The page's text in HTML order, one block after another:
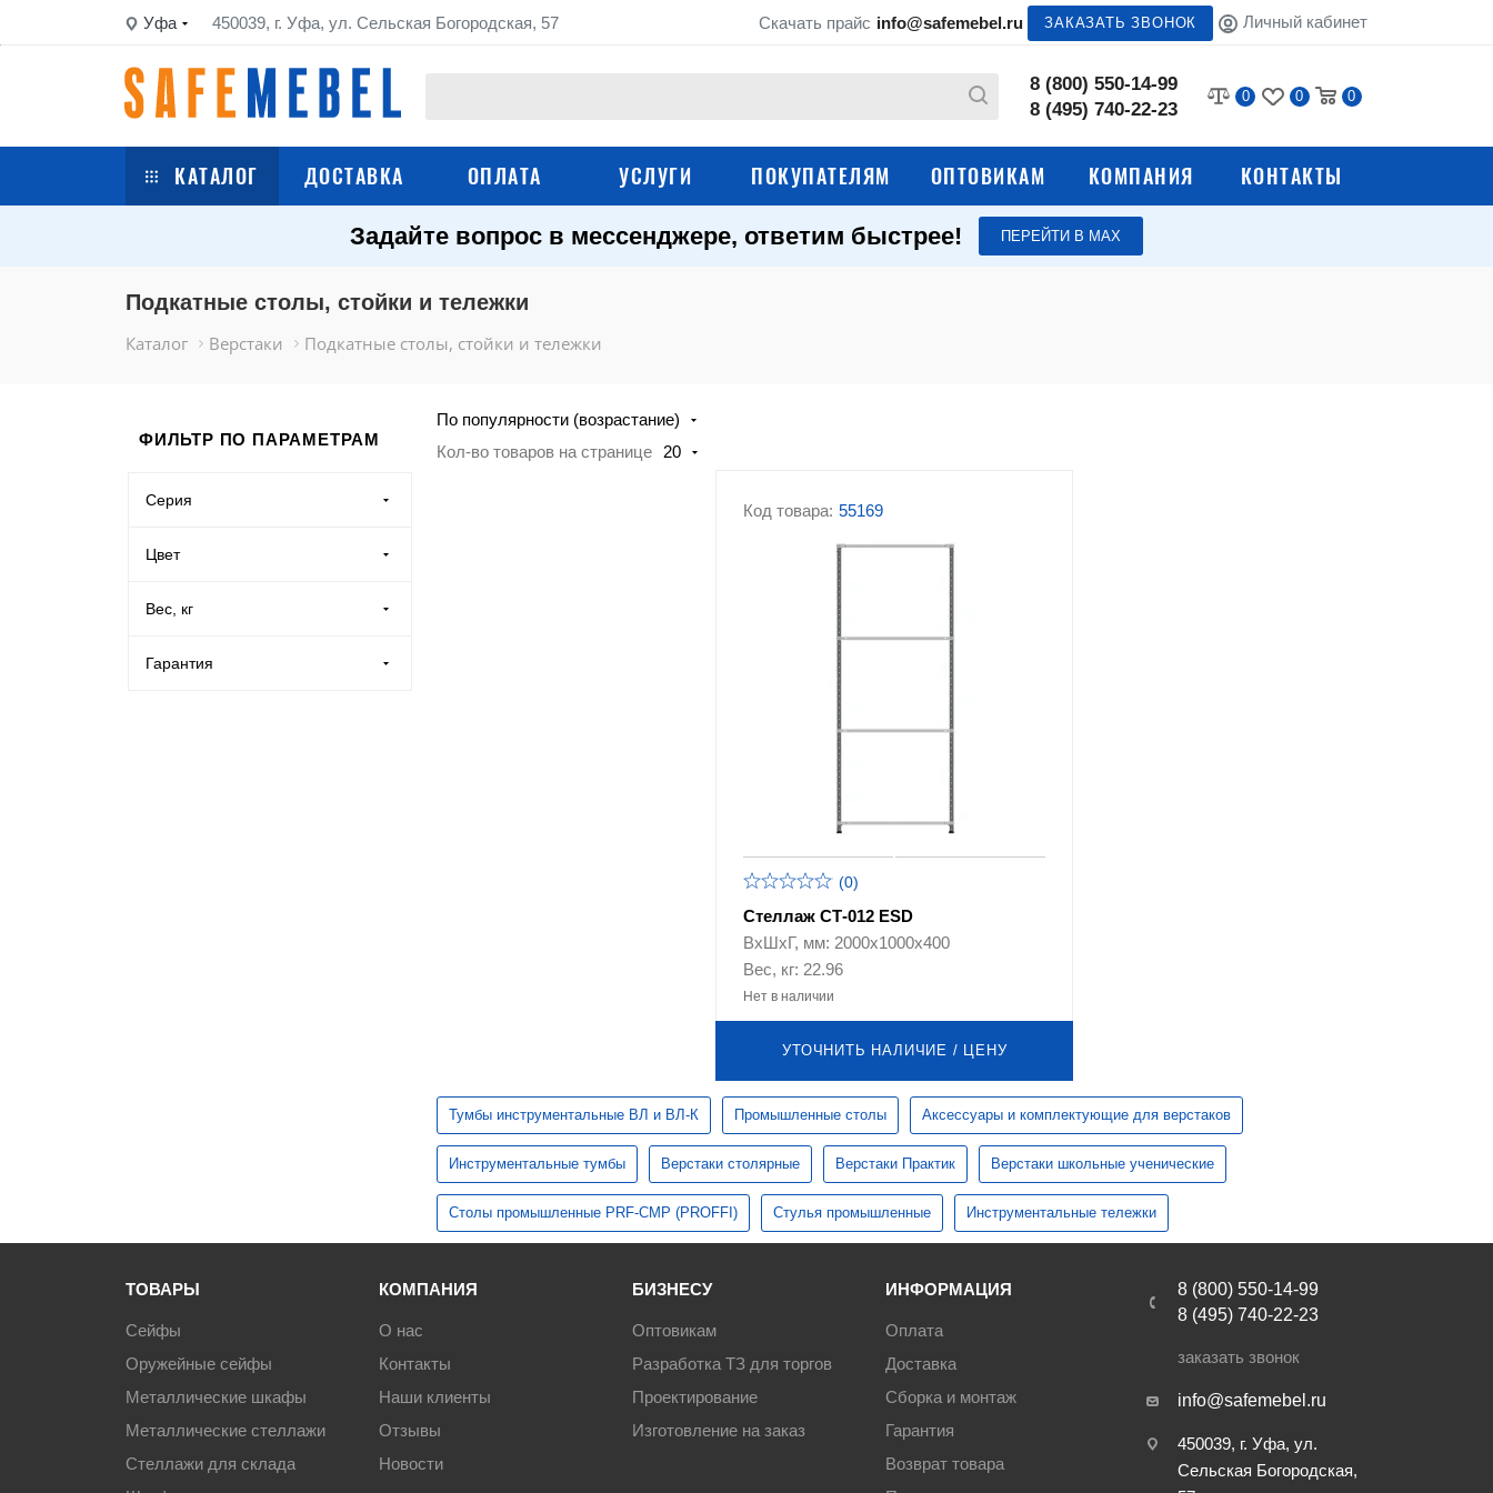
Уфа 450039, г. Уфа, ул. Сельская Богородская, 57 Скачать прайс info@safemebel.ru ЗАКАЗАТЬ ЗВОНОК Личный кабинет
8 (800) 550-14-99
8 (495) 740-22-23
0 0 0
КАТАЛОГ
Шкафы металлические
Стеллажи металлические
Контрольные браслеты
Инструменты
Кровати металлические
Слесарные верстаки Верстаки столярные
Школьные ученические
Подкатные столы, стойки и
тележки
Столы для торцовочных пил
ДОСТАВКА ОПЛАТА УСЛУГИ ПОКУПАТЕЛЯМ ОПТОВИКАМ КОМПАНИЯ КОНТАКТЫ
Задайте вопрос в мессенджере, ответим быстрее! ПЕРЕЙТИ В МАХ
Подкатные столы, стойки и тележки
Каталог Верстаки Подкатные столы, стойки и тележки
ФИЛЬТР ПО ПАРАМЕТРАМ
Серия
Цвет
Вес, кг
Гарантия
По популярности (возрастание)
Кол-во товаров на странице 20
Код товара: 55169
(0)
Стеллаж СТ-012 ESD
ВхШхГ, мм: 2000х1000х400
Вес, кг: 22.96
Нет в наличии
УТОЧНИТЬ НАЛИЧИЕ / ЦЕНУ
Тумбы инструментальные ВЛ и ВЛ-К Промышленные столы Аксессуары и комплектующие для верстаков
Инструментальные тумбы Верстаки столярные Верстаки Практик Верстаки школьные ученические
Столы промышленные PRF-CMP (PROFFI) Стулья промышленные Инструментальные тележки
ТОВАРЫ
Сейфы
Оружейные сейфы
Металлические шкафы
Металлические стеллажи
Стеллажи для склада
КОМПАНИЯ
О нас
Контакты
Наши клиенты
Отзывы
Новости
БИЗНЕСУ
Оптовикам
Разработка ТЗ для торгов
Проектирование
Изготовление на заказ
ИНФОРМАЦИЯ
Оплата
Доставка
Сборка и монтаж
Гарантия
Возврат товара
8 (800) 550-14-99
8 (495) 740-22-23
заказать звонок
info@safemebel.ru
450039, г. Уфа, ул.
Сельская Богородская,